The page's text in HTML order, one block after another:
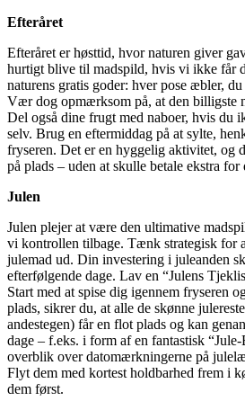
Efteråret
Efteråret er høsttid, hvor naturen giver
hurtigt blive til madspild, hvis vi ikke får
naturens gratis goder: hver pose æbler, du
Vær dog opmærksom på, at den billigste
Del også dine frugt med naboer, hvis du
selv. Brug en eftermiddag på at sylte,
fryseren. Det er en hyggelig aktivitet, og
på plads – uden at skulle betale ekstra for
Julen
Julen plejer at være den ultimative
vi kontrollen tilbage. Tænk strategisk for
julemad ud. Din investering i juleanden
efterfølgende dage. Lav en “Julens
Start med at spise dig igennem fryseren
plads, sikrer du, at alle de skønne
andestegen) får en flot plads og kan
dage – f.eks. i form af en fantastisk
overblik over datomærkningerne på
Flyt dem med kortest holdbarhed frem i
dem først.